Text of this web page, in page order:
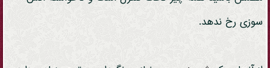
سوزی رخ ندهد.